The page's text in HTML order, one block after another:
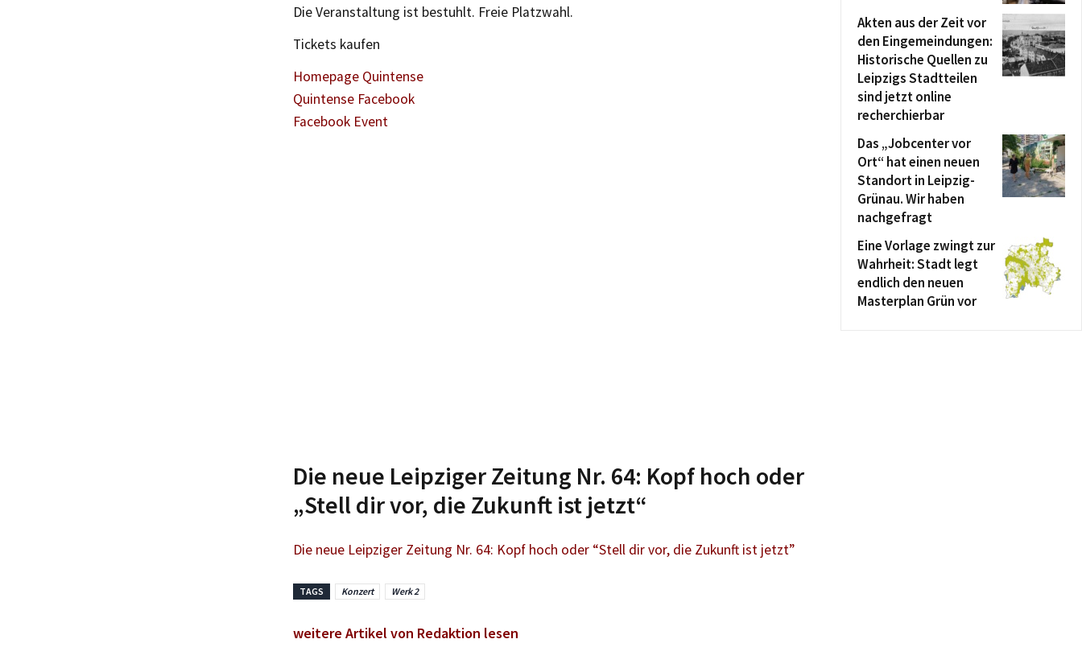
Die Veranstaltung ist bestuhlt. Freie Platzwahl.
Tickets kaufen
Homepage Quintense
Quintense Facebook
Facebook Event
Die neue Leipziger Zeitung Nr. 64: Kopf hoch oder
„Stell dir vor, die Zukunft ist jetzt“
Die neue Leipziger Zeitung Nr. 64: Kopf hoch oder “Stell dir vor, die Zukunft ist jetzt”
TAGS Konzert Werk 2
weitere Artikel von Redaktion lesen
Akten aus der Zeit vor
den Eingemeindungen:
Historische Quellen zu
Leipzigs Stadtteilen
sind jetzt online
recherchierbar
Das „Jobcenter vor
Ort“ hat einen neuen
Standort in Leipzig-
Grünau. Wir haben
nachgefragt
Eine Vorlage zwingt zur
Wahrheit: Stadt legt
endlich den neuen
Masterplan Grün vor